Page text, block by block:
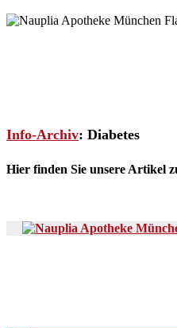
Info-Archiv: Diabetes
Hier finden Sie unsere Artikel